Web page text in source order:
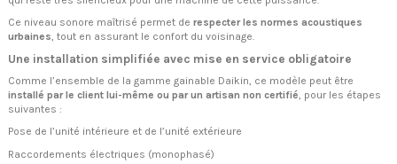
Ce niveau sonore maîtrisé permet de respecter les normes acoustiques
urbaines, tout en assurant le confort du voisinage.
Une installation simplifiée avec mise en service obligatoire
Comme l’ensemble de la gamme gainable Daikin, ce modèle peut être
installé par le client lui-même ou par un artisan non certifié, pour les étapes
suivantes :
Pose de l’unité intérieure et de l’unité extérieure
Raccordements électriques (monophasé)